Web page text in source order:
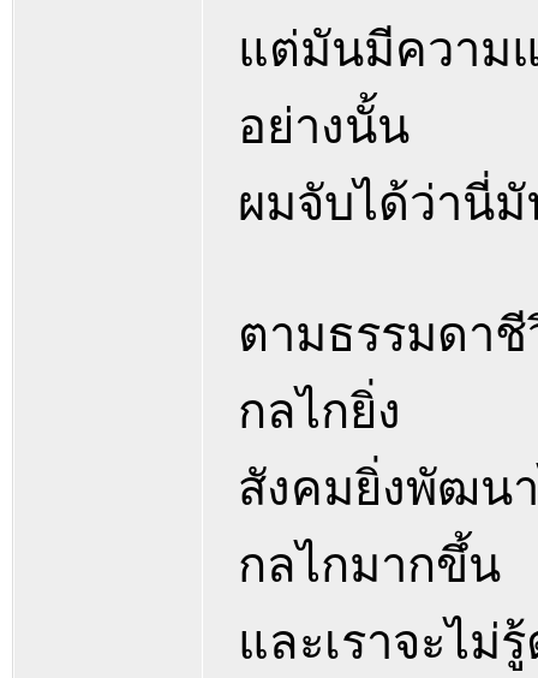
แต่มันมีความ
อย่างนั้น
ผมจับได้ว่านี่
ตามธรรมดาชี
กลไกยิ่ง
สังคมยิ่งพัฒนา
กลไกมากขึ้น
และเราจะไม่